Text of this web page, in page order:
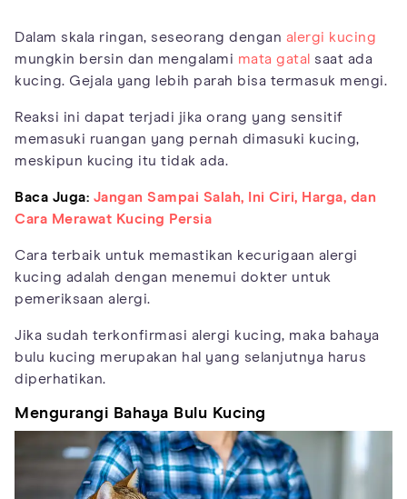
Dalam skala ringan, seseorang dengan alergi kucing
mungkin bersin dan mengalami mata gatal
saat ada
kucing. Gejala yang lebih parah bisa termasuk mengi.
Reaksi ini dapat terjadi jika orang yang sensitif
memasuki ruangan yang pernah dimasuki kucing,
meskipun kucing itu tidak ada.
Baca Juga: Jangan Sampai Salah, Ini Ciri, Harga, dan
Cara Merawat Kucing Persia
Cara terbaik untuk memastikan kecurigaan alergi
kucing adalah dengan menemui dokter untuk
pemeriksaan alergi.
Jika sudah terkonfirmasi alergi kucing, maka bahaya
bulu kucing merupakan hal yang selanjutnya harus
diperhatikan.
Mengurangi Bahaya Bulu Kucing